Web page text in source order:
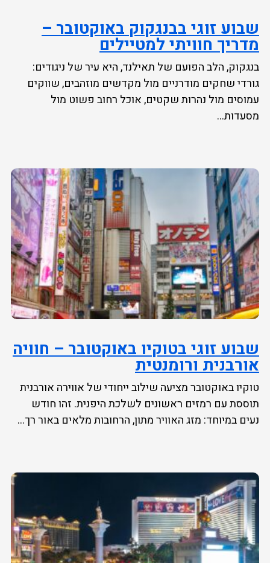
שבוע זוגי בבנגקוק באוקטובר –
מדריך חוויתי למטיילים
בנגקוק, הלב הפועם של תאילנד, היא עיר של ניגודים:
גורדי שחקים מודרניים מול מקדשים מוזהבים, שווקים
עמוסים מול נהרות שקטים, אוכל רחוב פשוט מול
מסעדות...
שבוע זוגי בטוקיו באוקטובר – חוויה
אורבנית ורומנטית
טוקיו באוקטובר מציעה שילוב ייחודי של אווירה אורבנית
תוססת עם רמזים ראשונים לשלכת היפנית. זהו חודש
נעים במיוחד: מזג האוויר מתון, הרחובות מלאים באור רך...